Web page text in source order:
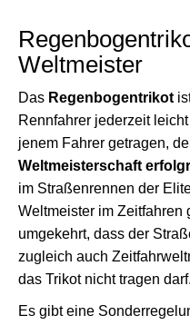
Weltmeister
Das Regenbogentrikot
Rennfahrer jederzeit
jenem Fahrer getragen,
Weltmeisterschaft
im Straßenrennen der
Weltmeister im Zeitfahren
umgekehrt, dass der
zugleich auch
das Trikot nicht tragen darf.
Es gibt eine